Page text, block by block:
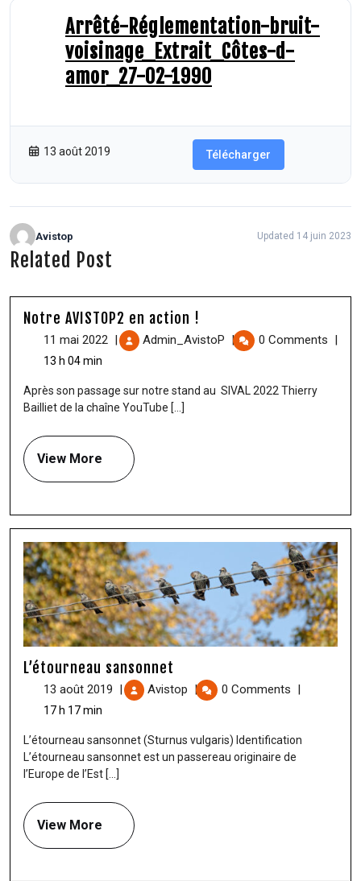
Arrêté-Réglementation-bruit-
voisinage_Extrait_Côtes-d-
amor_27-02-1990
13 août 2019 Télécharger
Avistop Updated 14 juin 2023
Related Post
Notre AVISTOP2 en action !
11 mai 2022 | Admin_AvistoP | 0 Comments |
13 h 04 min
Après son passage sur notre stand au SIVAL 2022 Thierry
Bailliet de la chaîne YouTube [...]
View More
L’étourneau sansonnet
13 août 2019 | Avistop | 0 Comments |
17 h 17 min
L’étourneau sansonnet (Sturnus vulgaris) Identification
L’étourneau sansonnet est un passereau originaire de
l’Europe de l’Est [...]
View More